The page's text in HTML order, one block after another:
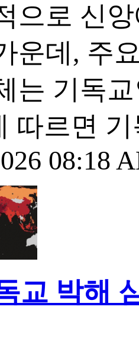
으로 신
운데, 주
는 기독
따르면
08:18
교 박해